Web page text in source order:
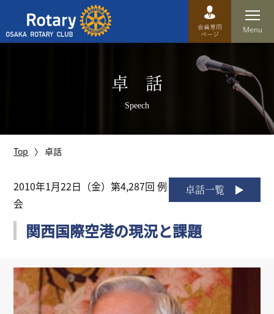
運営方針
歴史
特徴
リンク
卓 話
Speech
Top 卓話
卓話一覧
2010年1月22日（金）第4,287回 例
会
関西国際空港の現況と課題